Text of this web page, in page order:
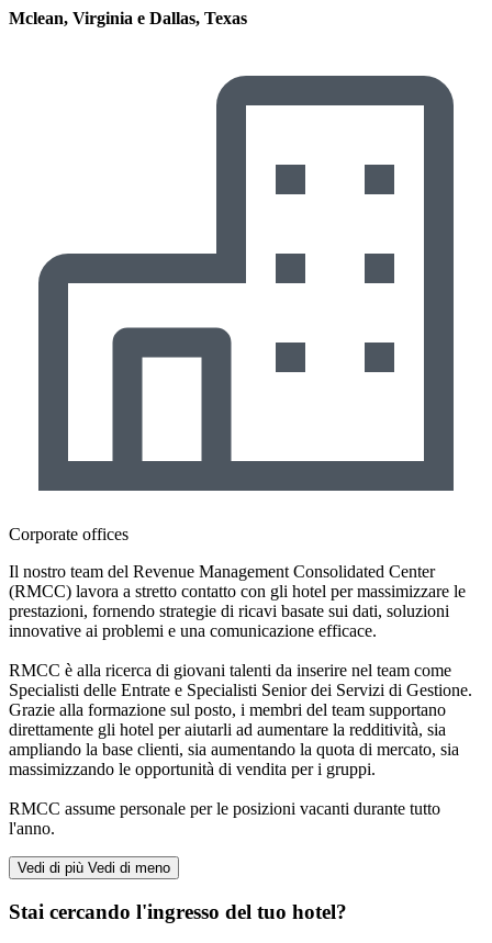
Mclean, Virginia e Dallas, Texas
Corporate offices
Il nostro team del Revenue Management Consolidated Center
(RMCC) lavora a stretto contatto con gli hotel per massimizzare le
prestazioni, fornendo strategie di ricavi basate sui dati, soluzioni
innovative ai problemi e una comunicazione efficace.
RMCC è alla ricerca di giovani talenti da inserire nel team come
Specialisti delle Entrate e Specialisti Senior dei Servizi di Gestione.
Grazie alla formazione sul posto, i membri del team supportano
direttamente gli hotel per aiutarli ad aumentare la redditività, sia
ampliando la base clienti, sia aumentando la quota di mercato, sia
massimizzando le opportunità di vendita per i gruppi.
RMCC assume personale per le posizioni vacanti durante tutto
l'anno.
Vedi di più Vedi di meno
Stai cercando l'ingresso del tuo hotel?